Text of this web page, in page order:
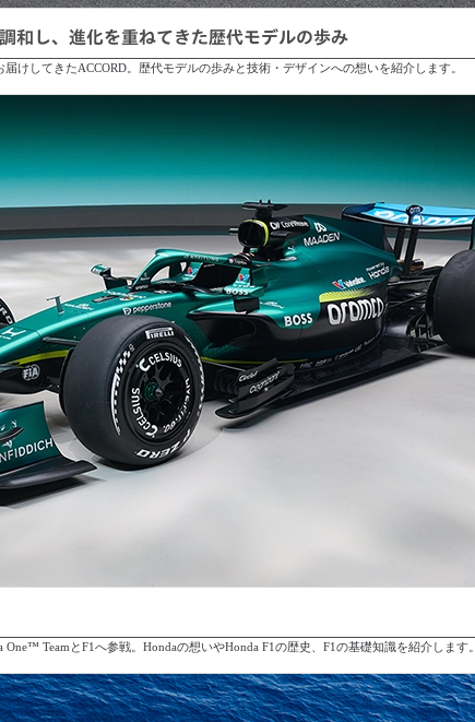
和し、進化を重ねてきた歴代モデルの歩み
けしてきたACCORD。歴代モデルの歩みと技術・デザインへの想いを紹介します。
TeamとF1へ参戦。Hondaの想いやHonda F1の歴史、F1の基礎知識を紹介します。